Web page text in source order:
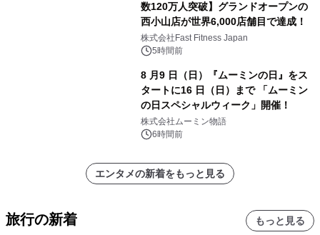
数120万人突破】グランドオープンの
西小山店が世界6,000店舗目で達成！
株式会社Fast Fitness Japan
5時間前
8 月9 日（日）『ムーミンの日』をス
タートに16 日（日）まで 「ムーミン
の日スペシャルウィーク」開催！
株式会社ムーミン物語
6時間前
エンタメの新着をもっと見る
旅行の新着 もっと見る